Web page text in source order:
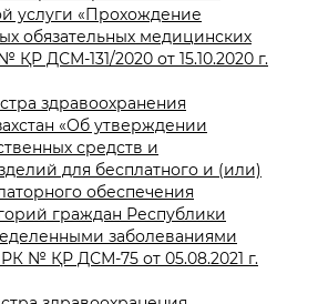
услуги «Прохождение
обязательных медицинских
ҚР ДСМ-131/2020 от 15.10.2020 г.
здравоохранения
«Об утверждении
средств и
для бесплатного и (или)
обеспечения
граждан Республики
заболеваниями
№ ҚР ДСМ-75 от 05.08.2021 г.